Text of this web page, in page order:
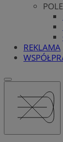
REKLAMA